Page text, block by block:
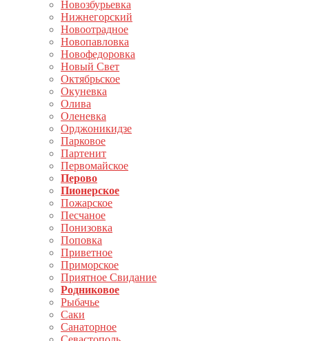
Новозбурьевка
Нижнегорский
Новоотрадное
Новопавловка
Новофедоровка
Новый Свет
Октябрьское
Окуневка
Олива
Оленевка
Орджоникидзе
Парковое
Партенит
Первомайское
Перово
Пионерское
Пожарское
Песчаное
Понизовка
Поповка
Приветное
Приморское
Приятное Свидание
Родниковое
Рыбачье
Саки
Санаторное